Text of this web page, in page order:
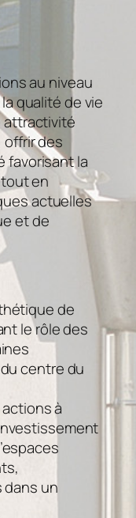
au niveau
qualité de vie
attractivité
des
favorisant la
en
actuelles
et de
de
le rôle des
centre du
à
dans un